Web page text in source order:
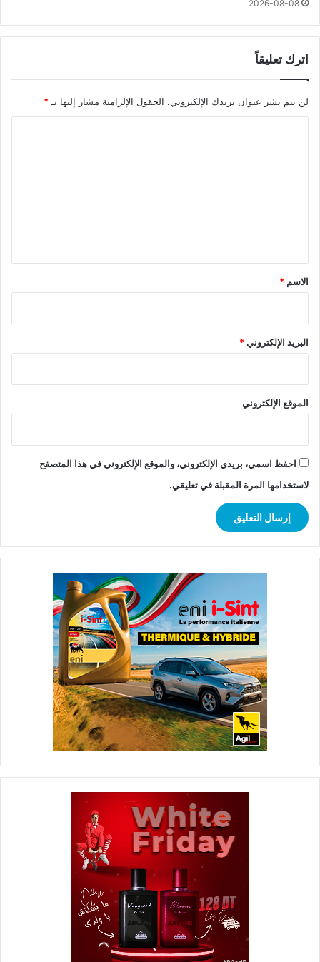
2026-08-08
اترك تعليقاً
لن يتم نشر عنوان بريدك الإلكتروني. الحقول الإلزامية مشار إليها بـ *
*
الاسم *
البريد الإلكتروني*
الموقع الإلكتروني
احفظ اسمي، بريدي الإلكتروني، والموقع الإلكتروني في هذا المتصفح
لاستخدامها المرة المقبلة في تعليقي.